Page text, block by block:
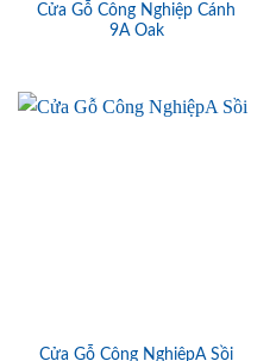
Cửa Gỗ Công Nghiệp Cánh
9A Oak
Cửa Gỗ Công NghiệpA Sồi